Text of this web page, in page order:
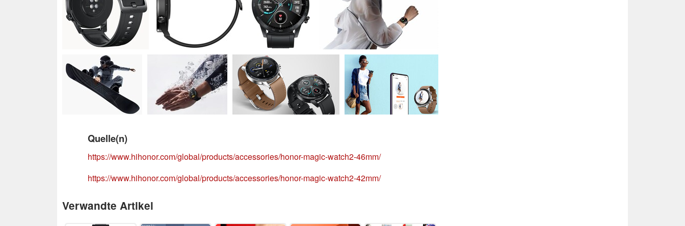
Quelle(n)
https://www.hihonor.com/global/products/accessories/honor-magic-watch2-46mm/
https://www.hihonor.com/global/products/accessories/honor-magic-watch2-42mm/
Verwandte Artikel